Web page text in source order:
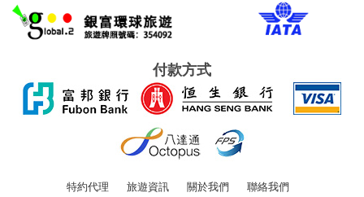
付款方式
特約代理 旅遊資訊 關於我們 聯絡我們